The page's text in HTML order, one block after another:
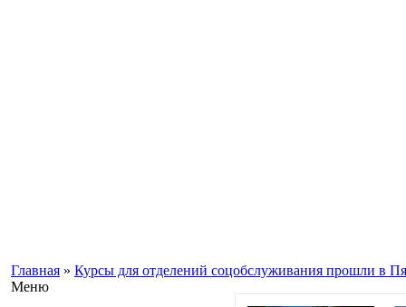
Главная » Курсы для отделений соцобслуживания прошли в
Меню